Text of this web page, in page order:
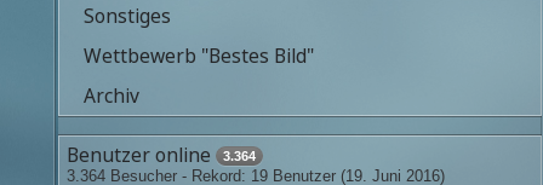
Sonstiges
Wettbewerb "Bestes Bild"
Archiv
Benutzer online 3.364
3.364 Besucher - Rekord: 19 Benutzer (19. Juni 2016)